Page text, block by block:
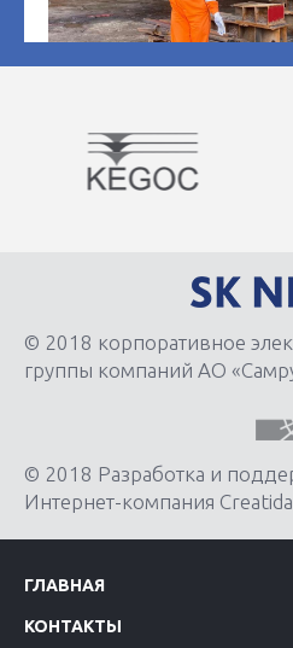
© 2018 корпоративное
группы компаний АО
© 2018 Разработка и
Интернет-компания Creatida
ГЛАВНАЯ
КОНТАКТЫ